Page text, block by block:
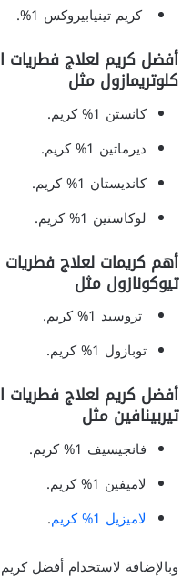
كريم تينيابيروكس 1%.
أفضل كريم لعلاج فطريات
كلوتريمازول مثل
كانستن 1% كريم.
ديرماتين 1% كريم.
كانديستان 1% كريم.
لوكاستين 1% كريم.
أهم كريمات لعلاج
تيوكونازول مثل
تروسيد 1% كريم.
توبازول 1% كريم.
أفضل كريم لعلاج فطريات
تيربينافين مثل
فانجيسيف 1% كريم.
لاميفين 1% كريم.
لاميزيل 1% كريم
.
وبالإضافة لاستخدام أفضل